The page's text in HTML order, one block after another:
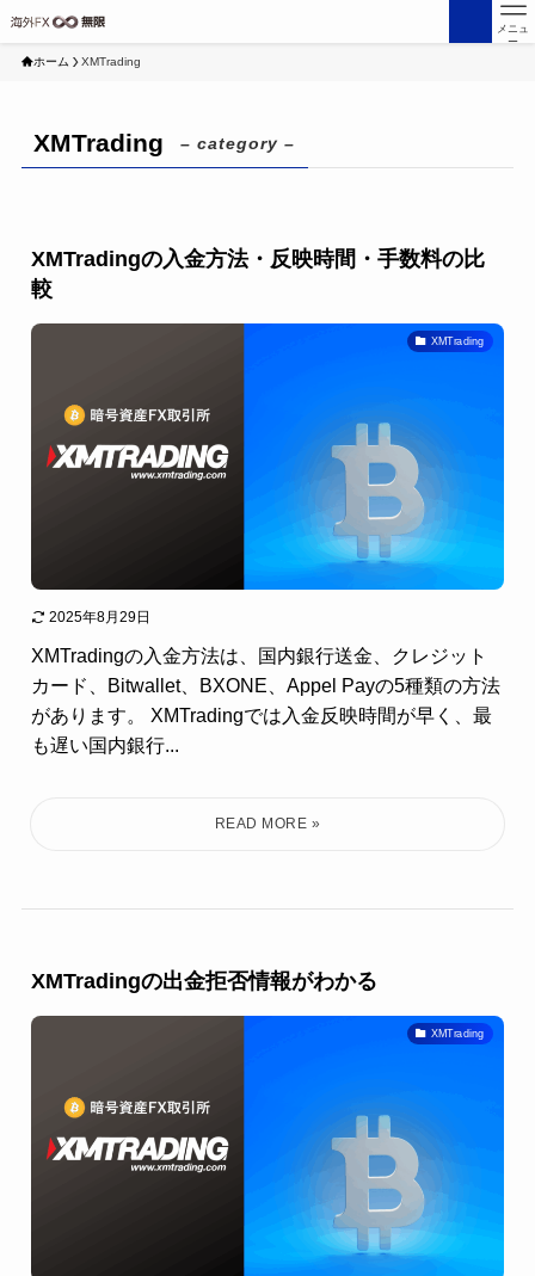
メニュ
ー
ホーム XMTrading
XMTrading – category –
XMTradingの入金方法・反映時間・手数料の比
較
XMTrading
2025年8月29日
XMTradingの入金方法は、国内銀行送金、クレジット
カード、Bitwallet、BXONE、Appel Payの5種類の方法
があります。 XMTradingでは入金反映時間が早く、最
も遅い国内銀行...
XMTradingの出金拒否情報がわかる
XMTrading